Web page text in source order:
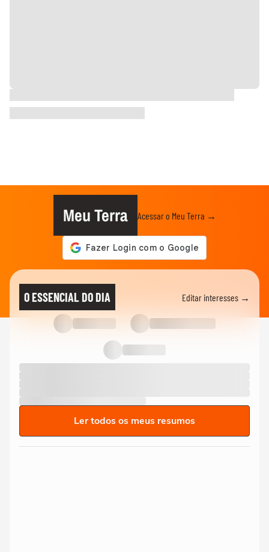
Meu Terra Acessar o Meu Terra →
O ESSENCIAL DO DIA Editar interesses →
Ler todos os meus resumos